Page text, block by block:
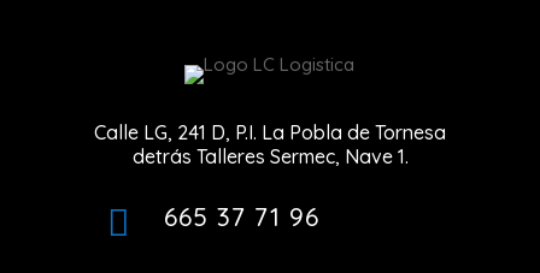
Calle LG, 241 D, P.I. La Pobla de Tornesa
detrás Talleres Sermec, Nave 1.
 665 37 71 96